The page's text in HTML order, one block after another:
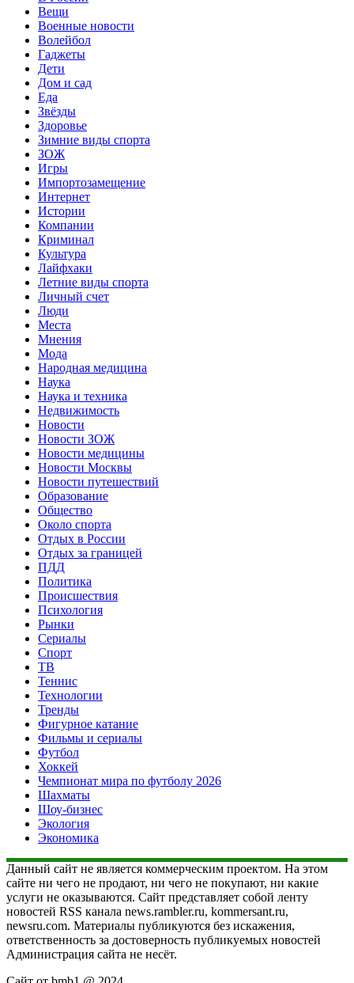
Вещи
Военные новости
Волейбол
Гаджеты
Дети
Дом и сад
Еда
Звёзды
Здоровье
Зимние виды спорта
ЗОЖ
Игры
Импортозамещение
Интернет
Истории
Компании
Криминал
Культура
Лайфхаки
Летние виды спорта
Личный счет
Люди
Места
Мнения
Мода
Народная медицина
Наука
Наука и техника
Недвижимость
Новости
Новости ЗОЖ
Новости медицины
Новости Москвы
Новости путешествий
Образование
Общество
Около спорта
Отдых в России
Отдых за границей
ПДД
Политика
Происшествия
Психология
Рынки
Сериалы
Спорт
ТВ
Теннис
Технологии
Тренды
Фигурное катание
Фильмы и сериалы
Футбол
Хоккей
Чемпионат мира по футболу 2026
Шахматы
Шоу-бизнес
Экология
Экономика
Данный сайт не является коммерческим проектом. На этом
сайте ни чего не продают, ни чего не покупают, ни какие
услуги не оказываются. Сайт представляет собой ленту
новостей RSS канала news.rambler.ru, kommersant.ru,
newsru.com. Материалы публикуются без искажения,
ответственность за достоверность публикуемых новостей
Администрация сайта не несёт.